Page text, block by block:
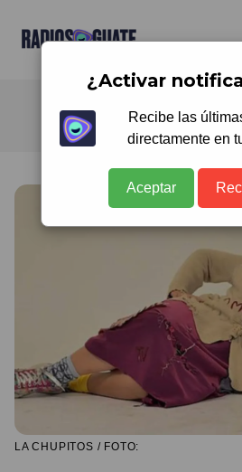
Radios Guate
LA CHUPITOS / FOTO:
¿Activar
Recibe las
directamente en
Aceptar